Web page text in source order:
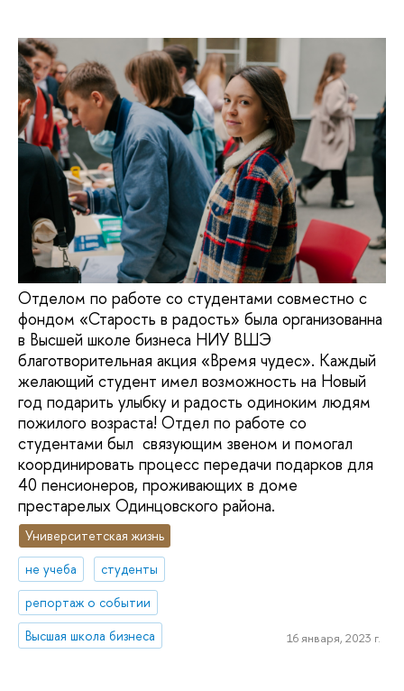
Отделом по работе со студентами совместно с
фондом «Старость в радость» была организованна
в Высшей школе бизнеса НИУ ВШЭ
благотворительная акция «Время чудес». Каждый
желающий студент имел возможность на Новый
год подарить улыбку и радость одиноким людям
пожилого возраста! Отдел по работе со
студентами был связующим звеном и помогал
координировать процесс передачи подарков для
40 пенсионеров, проживающих в доме
престарелых Одинцовского района.
Университетская жизнь
не учеба
студенты
репортаж о событии
Высшая школа бизнеса
16 января, 2023 г.